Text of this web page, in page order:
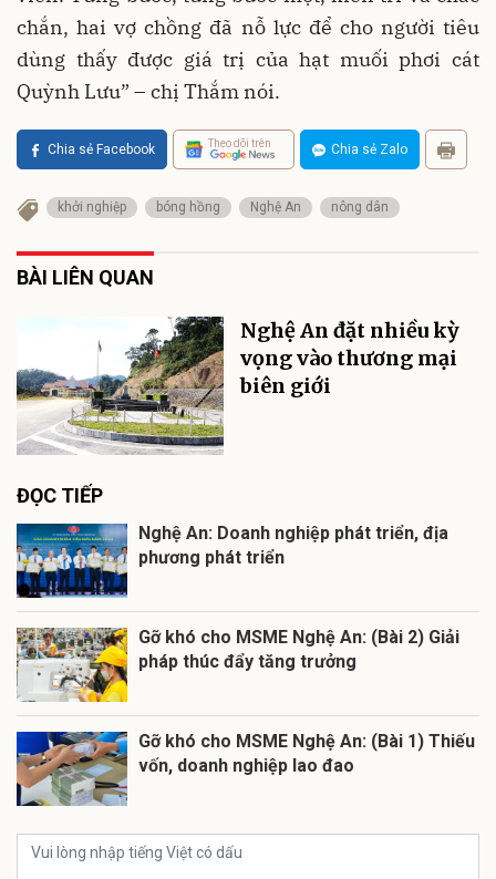
chắn, hai vợ chồng đã nỗ lực để cho người tiêu
dùng thấy được giá trị của hạt muối phơi cát
Quỳnh Lưu” – chị Thắm nói.
Chia sẻ Facebook Theo dõi trên Chia sẻ Zalo
khởi nghiệp bóng hồng Nghệ An nông dân
BÀI LIÊN QUAN
Nghệ An đặt nhiều kỳ
vọng vào thương mại
biên giới
ĐỌC TIẾP
Nghệ An: Doanh nghiệp phát triển, địa
phương phát triển
Gỡ khó cho MSME Nghệ An: (Bài 2) Giải
pháp thúc đẩy tăng trưởng
Gỡ khó cho MSME Nghệ An: (Bài 1) Thiếu
vốn, doanh nghiệp lao đao